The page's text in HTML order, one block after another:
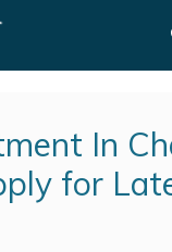
In
for